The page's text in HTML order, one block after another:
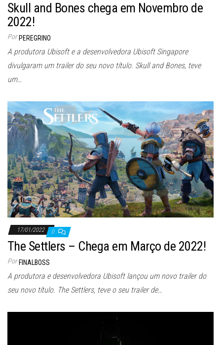
Skull and Bones chega em Novembro de
2022!
Por PEREGRINO
A produtora Ubisoft e a desenvolvedora Ubisoft Singapore
divulgaram um trailer do seu novo título. Skull and Bones, teve
um…
17/01/2022 0
The Settlers – Chega em Março de 2022!
Por FINALBOSS
A produtora e desenvolvedora Ubisoft lançou um novo trailer do
seu novo título. The Settlers, teve o seu trailer de…